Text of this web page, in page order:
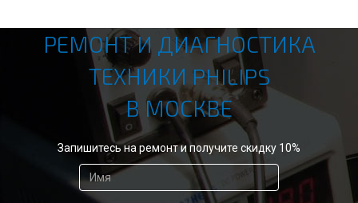
РЕМОНТ И ДИАГНОСТИКА
ТЕХНИКИ PHILIPS
В МОСКВЕ
Запишитесь на ремонт и получите скидку 10%